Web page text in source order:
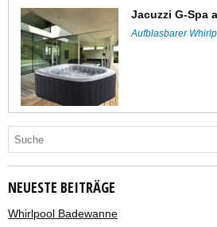
Jacuzzi G-Spa
Aufblasbarer
NEUESTE BEITRÄGE
Whirlpool Badewanne